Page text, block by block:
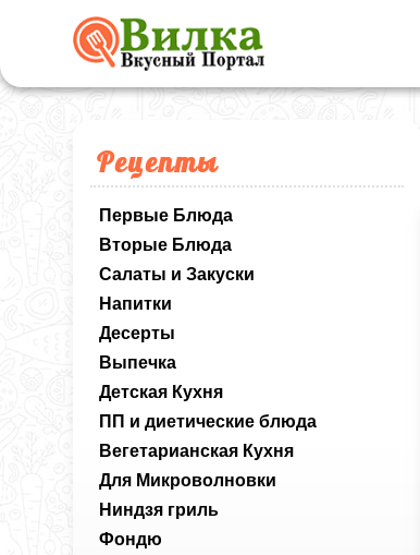
Рецепты
Первые Блюда
Вторые Блюда
Салаты и Закуски
Напитки
Десерты
Выпечка
Детская Кухня
ПП и диетические блюда
Вегетарианская Кухня
Для Микроволновки
Ниндзя гриль
Фондю